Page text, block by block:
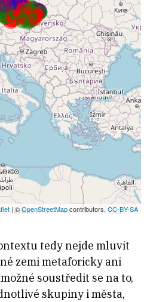
tedy nejde mluvit
zemi metaforicky ani
soustředit se na to,
skupiny i města,